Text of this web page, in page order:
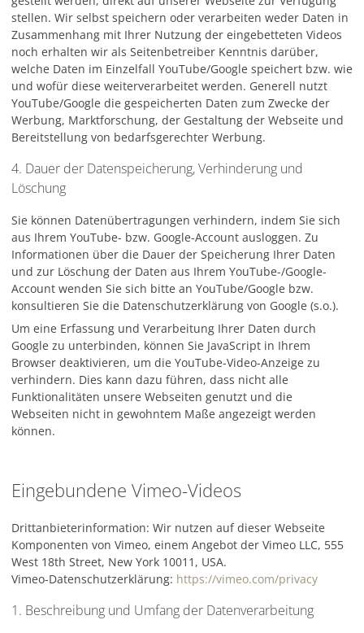
stellen. Wir selbst speichern oder verarbeiten weder Daten in
Zusammenhang mit Ihrer Nutzung der eingebetteten Videos
noch erhalten wir als Seitenbetreiber Kenntnis darüber,
welche Daten im Einzelfall YouTube/Google speichert bzw. wie
und wofür diese weiterverarbeitet werden. Generell nutzt
YouTube/Google die gespeicherten Daten zum Zwecke der
Werbung, Marktforschung, der Gestaltung der Webseite und
Bereitstellung von bedarfsgerechter Werbung.
4. Dauer der Datenspeicherung, Verhinderung und
Löschung
Sie können Datenübertragungen verhindern, indem Sie sich
aus Ihrem YouTube- bzw. Google-Account ausloggen. Zu
Informationen über die Dauer der Speicherung Ihrer Daten
und zur Löschung der Daten aus Ihrem YouTube-/Google-
Account wenden Sie sich bitte an YouTube/Google bzw.
konsultieren Sie die Datenschutzerklärung von Google (s.o.).
Um eine Erfassung und Verarbeitung Ihrer Daten durch
Google zu unterbinden, können Sie JavaScript in Ihrem
Browser deaktivieren, um die YouTube-Video-Anzeige zu
verhindern. Dies kann dazu führen, dass nicht alle
Funktionalitäten unsere Webseiten genutzt und die
Webseiten nicht in gewohntem Maße angezeigt werden
können.
Eingebundene Vimeo-Videos
Drittanbieterinformation: Wir nutzen auf dieser Webseite
Komponenten von Vimeo, einem Angebot der Vimeo LLC, 555
West 18th Street, New York 10011, USA.
Vimeo-Datenschutzerklärung: https://vimeo.com/privacy
1. Beschreibung und Umfang der Datenverarbeitung